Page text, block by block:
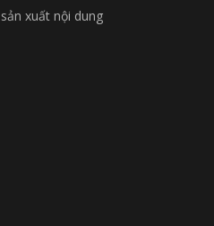
xuất nội dung